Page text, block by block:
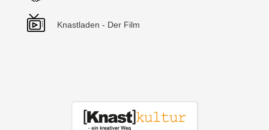
Knastladen - Der Film